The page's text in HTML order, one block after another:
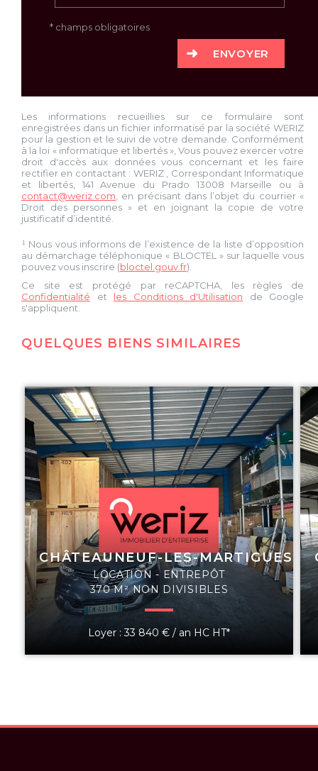
* champs obligatoires
ENVOYER
Les informations recueillies sur ce formulaire sont
enregistrées dans un fichier informatisé par la société WERIZ
pour la gestion et le suivi de votre demande. Conformément
à la loi « informatique et libertés », Vous pouvez exercer votre
droit d'accès aux données vous concernant et les faire
rectifier en contactant : WERIZ
, Correspondant Informatique
et libertés, 141 Avenue du Prado 13008 Marseille ou à
contact@weriz.com , en précisant dans l’objet du courrier «
Droit des personnes » et en joignant la copie de votre
justificatif d’identité.
¹ Nous vous informons de l’existence de la liste d’opposition
au démarchage téléphonique « BLOCTEL » sur laquelle vous
pouvez vous inscrire (bloctel.gouv.fr).
Ce site est protégé par reCAPTCHA, les règles de
Confidentialité et les Conditions d'Utilisation de Google
s'appliquent.
QUELQUES BIENS SIMILAIRES
CHÂTEAUNEUF-LES-MARTIGUES
LOCATION - ENTREPÔT
370 M² NON DIVISIBLES
Loyer : 33 840 € / an HC HT*